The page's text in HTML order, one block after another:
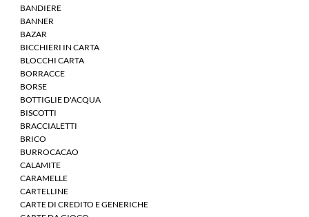
BANDIERE
BANNER
BAZAR
BICCHIERI IN CARTA
BLOCCHI CARTA
BORRACCE
BORSE
BOTTIGLIE D'ACQUA
BISCOTTI
BRACCIALETTI
BRICO
BURROCACAO
CALAMITE
CARAMELLE
CARTELLINE
CARTE DI CREDITO E GENERICHE